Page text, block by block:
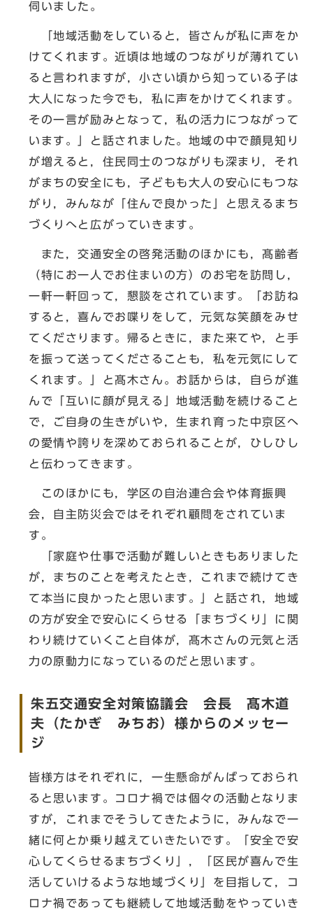
伺いました。
「地域活動をしていると，皆さんが私に声をか
けてくれます。近頃は地域のつながりが薄れてい
ると言われますが，小さい頃から知っている子は
大人になった今でも，私に声をかけてくれます。
その一言が励みとなって，私の活力につながって
います。」と話されました。地域の中で顔見知り
が増えると，住民同士のつながりも深まり，それ
がまちの安全にも，子どもも大人の安心にもつな
がり，みんなが「住んで良かった」と思えるまち
づくりへと広がっていきます。
また，交通安全の啓発活動のほかにも，髙齢者
（特にお一人でお住まいの方）のお宅を訪問し，
一軒一軒回って，懇談をされています。「お訪ね
すると，喜んでお喋りをして，元気な笑顔をみせ
てくださります。帰るときに，また来てや，と手
を振って送ってくださることも，私を元気にして
くれます。」と髙木さん。お話からは，自らが進
んで「互いに顔が見える」地域活動を続けること
で，ご自身の生きがいや，生まれ育った中京区へ
の愛情や誇りを深めておられることが，ひしひし
と伝わってきます。
このほかにも，学区の自治連合会や体育振興
会，自主防災会ではそれぞれ顧問をされていま
す。
「家庭や仕事で活動が難しいときもありました
が，まちのことを考えたとき，これまで続けてき
て本当に良かったと思います。」と話され，地域
の方が安全で安心にくらせる「まちづくり」に関
わり続けていくこと自体が，髙木さんの元気と活
力の原動力になっているのだと思います。
朱五交通安全対策協議会 会長 髙木道
夫（たかぎ みちお）様からのメッセー
ジ
皆様方はそれぞれに，一生懸命がんばっておられ
ると思います。コロナ禍では個々の活動となりま
すが，これまでそうしてきたように，みんなで一
緒に何とか乗り越えていきたいです。「安全で安
心してくらせるまちづくり」，「区民が喜んで生
活していけるような地域づくり」を目指して，コ
ロナ禍であっても継続して地域活動をやっていき